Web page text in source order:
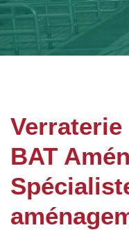
Verraterie
BAT